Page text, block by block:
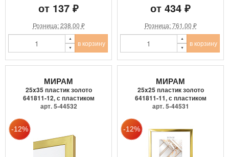
от 137 ₽
Розница: 238.00 ₽
в корзину
от 434 ₽
Розница: 761.00 ₽
в корзину
МИРАМ
25x35 пластик золото
641811-12, с пластиком
арт. 5-44532
МИРАМ
25x25 пластик золото
641811-11, с пластиком
арт. 5-44531